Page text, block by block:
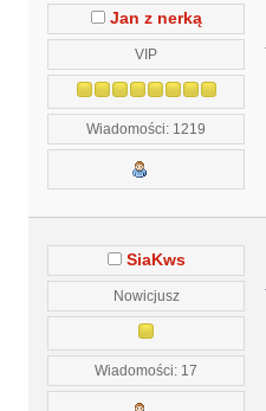
Jan z nerką
VIP
Wiadomości: 1219
SiaKws
Nowicjusz
Wiadomości: 17